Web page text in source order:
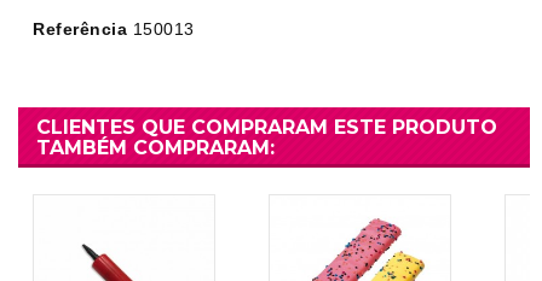
Referência 150013
CLIENTES QUE COMPRARAM ESTE PRODUTO
TAMBÉM COMPRARAM: